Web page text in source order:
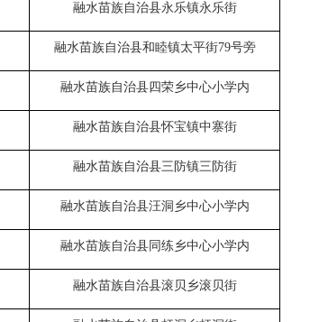
融水苗族自治县永乐镇永乐街
融水苗族自治县和睦镇太平街79号旁
融水苗族自治县四荣乡中心小学内
融水苗族自治县怀宝镇中寨街
融水苗族自治县三防镇三防街
融水苗族自治县汪洞乡中心小学内
融水苗族自治县同练乡中心小学内
融水苗族自治县滚贝乡滚贝街